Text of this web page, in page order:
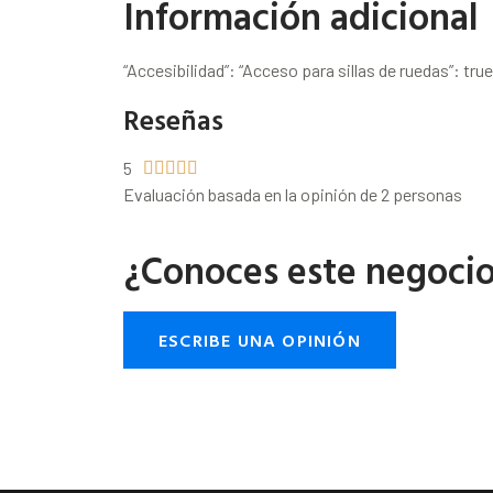
Información adicional
“Accesibilidad”: “Acceso para sillas de ruedas”:
Reseñas
5     
Evaluación basada en la opinión de 2 personas
¿Conoces este
ESCRIBE UNA OPINIÓN